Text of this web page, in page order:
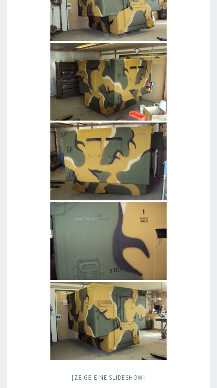
[ZEIGE EINE SLIDESHOW]